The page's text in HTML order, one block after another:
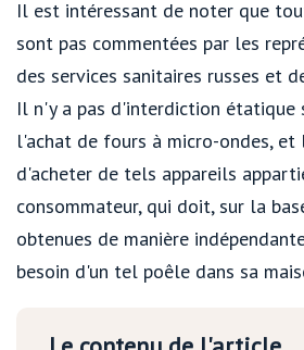
Il est intéressant de noter que
sont pas commentées par les
des services sanitaires russes et
Il n'y a pas d'interdiction étatique
l'achat de fours à micro-ondes, et
d'acheter de tels appareils
consommateur, qui doit, sur la
obtenues de manière
besoin d'un tel poêle dans sa